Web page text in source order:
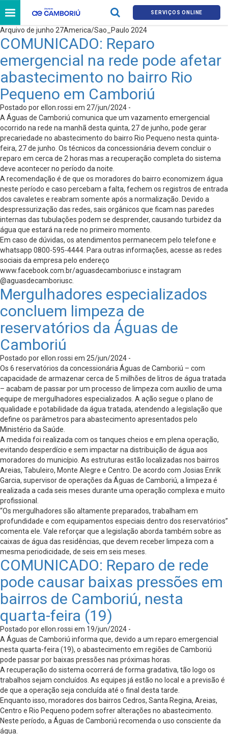
SERVIÇOS ONLINE
Arquivo de junho 27America/Sao_Paulo 2024
COMUNICADO: Reparo
emergencial na rede pode afetar
abastecimento no bairro Rio
Pequeno em Camboriú
Postado por ellon.rossi em 27/jun/2024 -
A Águas de Camboriú comunica que um vazamento emergencial
ocorrido na rede na manhã desta quinta, 27 de junho, pode gerar
precariedade no abastecimento do bairro Rio Pequeno nesta quinta-
feira, 27 de junho. Os técnicos da concessionária devem concluir o
reparo em cerca de 2 horas mas a recuperação completa do sistema
deve acontecer no período da noite.
A recomendação é de que os moradores do bairro economizem água
neste período e caso percebam a falta, fechem os registros de entrada
dos cavaletes e reabram somente após a normalização. Devido a
despressurização das redes, sais orgânicos que ficam nas paredes
internas das tubulações podem se desprender, causando turbidez da
água que estará na rede no primeiro momento.
Em caso de dúvidas, os atendimentos permanecem pelo telefone e
whatsapp 0800-595-4444. Para outras informações, acesse as redes
sociais da empresa pelo endereço
www.facebook.com.br/aguasdecamboriusc e instagram
@aguasdecamboriusc.
Mergulhadores especializados
concluem limpeza de
reservatórios da Águas de
Camboriú
Postado por ellon.rossi em 25/jun/2024 -
Os 6 reservatórios da concessionária Águas de Camboriú – com
capacidade de armazenar cerca de 5 milhões de litros de água tratada
– acabam de passar por um processo de limpeza com auxílio de uma
equipe de mergulhadores especializados. A ação segue o plano de
qualidade e potabilidade da água tratada, atendendo a legislação que
define os parâmetros para abastecimento apresentados pelo
Ministério da Saúde.
A medida foi realizada com os tanques cheios e em plena operação,
evitando desperdício e sem impactar na distribuição de água aos
moradores do município. As estruturas estão localizadas nos bairros
Areias, Tabuleiro, Monte Alegre e Centro. De acordo com Josias Enrik
Garcia, supervisor de operações da Águas de Camboriú, a limpeza é
realizada a cada seis meses durante uma operação complexa e muito
profissional.
“Os mergulhadores são altamente preparados, trabalham em
profundidade e com equipamentos especiais dentro dos reservatórios”
comenta ele. Vale reforçar que a legislação aborda também sobre as
caixas de água das residências, que devem receber limpeza com a
mesma periodicidade, de seis em seis meses.
COMUNICADO: Reparo de rede
pode causar baixas pressões em
bairros de Camboriú, nesta
quarta-feira (19)
Postado por ellon.rossi em 19/jun/2024 -
A Águas de Camboriú informa que, devido a um reparo emergencial
nesta quarta-feira (19), o abastecimento em regiões de Camboriú
pode passar por baixas pressões nas próximas horas.
A recuperação do sistema ocorrerá de forma gradativa, tão logo os
trabalhos sejam concluídos. As equipes já estão no local e a previsão é
de que a operação seja concluída até o final desta tarde.
Enquanto isso, moradores dos bairros Cedros, Santa Regina, Areias,
Centro e Rio Pequeno podem sofrer alterações no abastecimento.
Neste período, a Águas de Camboriú recomenda o uso consciente da
água.